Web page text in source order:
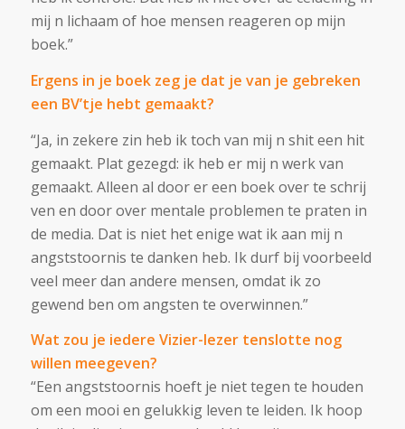
mij n lichaam of hoe mensen reageren op mijn
boek.”
Ergens in je boek zeg je dat je van je gebreken
een BV’tje hebt gemaakt?
“Ja, in zekere zin heb ik toch van mij n shit een hit
gemaakt. Plat gezegd: ik heb er mij n werk van
gemaakt. Alleen al door er een boek over te schrij
ven en door over mentale problemen te praten in
de media. Dat is niet het enige wat ik aan mij n
angststoornis te danken heb. Ik durf bij voorbeeld
veel meer dan andere mensen, omdat ik zo
gewend ben om angsten te overwinnen.”
Wat zou je iedere Vizier-lezer tenslotte nog
willen meegeven?
“Een angststoornis hoeft je niet tegen te houden
om een mooi en gelukkig leven te leiden. Ik hoop